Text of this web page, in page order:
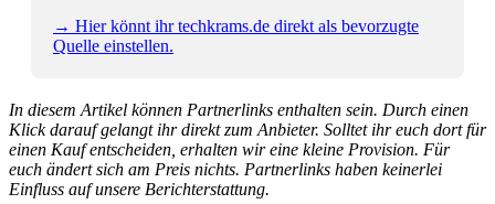
→ Hier könnt ihr techkrams.de direkt als bevorzugte
Quelle einstellen.
In diesem Artikel können Partnerlinks enthalten sein. Durch einen
Klick darauf gelangt ihr direkt zum Anbieter. Solltet ihr euch dort für
einen Kauf entscheiden, erhalten wir eine kleine Provision. Für
euch ändert sich am Preis nichts. Partnerlinks haben keinerlei
Einfluss auf unsere Berichterstattung.